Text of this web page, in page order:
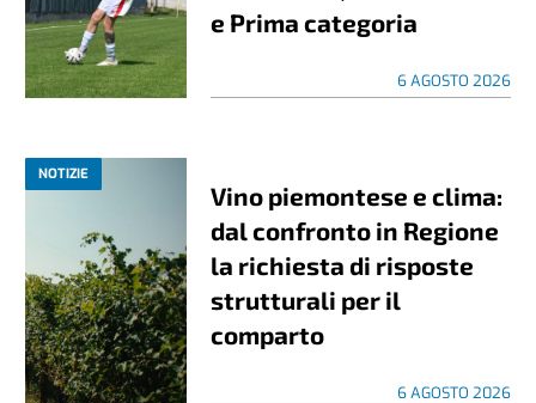
e Prima categoria
6 AGOSTO 2026
NOTIZIE
Vino piemontese e clima:
dal confronto in Regione
la richiesta di risposte
strutturali per il
comparto
6 AGOSTO 2026